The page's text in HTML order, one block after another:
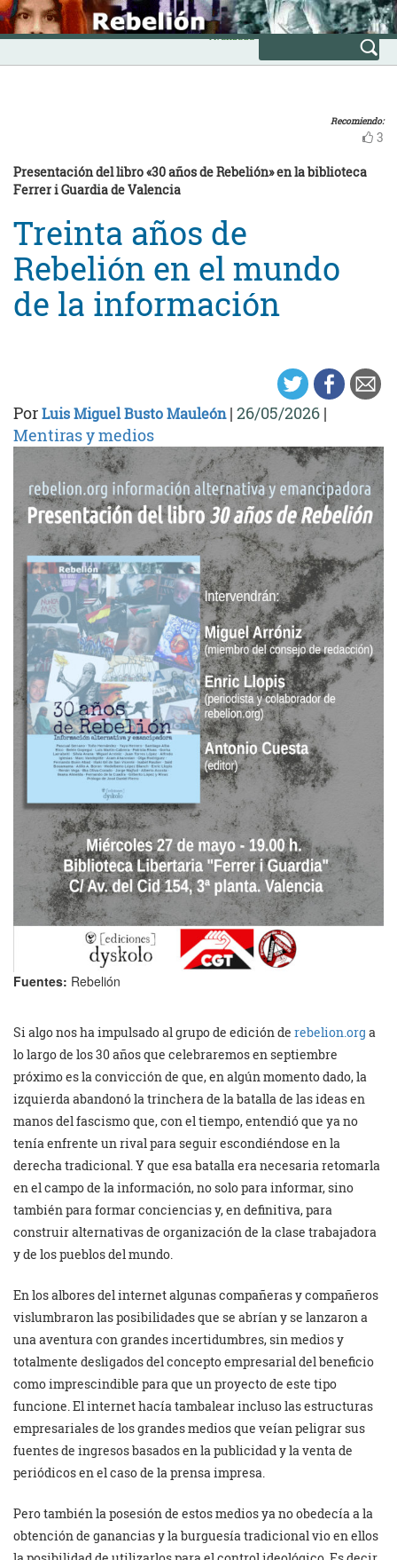
Skip
to
content
INICIO
Avanzada
Recomiendo:
3
Presentación del libro «30 años de Rebelión» en la biblioteca
Ferrer i Guardia de Valencia
Treinta años de
Rebelión en el mundo
de la información
PorLuis Miguel Busto Mauleón| 26/05/2026 |
Mentiras y medios
Fuentes: Rebelión
Si algo nos ha impulsado al grupo de edición de rebelion.org a
lo largo de los 30 años que celebraremos en septiembre
próximo es la convicción de que, en algún momento dado, la
izquierda abandonó la trinchera de la batalla de las ideas en
manos del fascismo que, con el tiempo, entendió que ya no
tenía enfrente un rival para seguir escondiéndose en la
derecha tradicional. Y que esa batalla era necesaria retomarla
en el campo de la información, no solo para informar, sino
también para formar conciencias y, en definitiva, para
construir alternativas de organización de la clase trabajadora
y de los pueblos del mundo.
En los albores del internet algunas compañeras y compañeros
vislumbraron las posibilidades que se abrían y se lanzaron a
una aventura con grandes incertidumbres, sin medios y
totalmente desligados del concepto empresarial del beneficio
como imprescindible para que un proyecto de este tipo
funcione. El internet hacía tambalear incluso las estructuras
empresariales de los grandes medios que veían peligrar sus
fuentes de ingresos basados en la publicidad y la venta de
periódicos en el caso de la prensa impresa.
Pero también la posesión de estos medios ya no obedecía a la
obtención de ganancias y la burguesía tradicional vio en ellos